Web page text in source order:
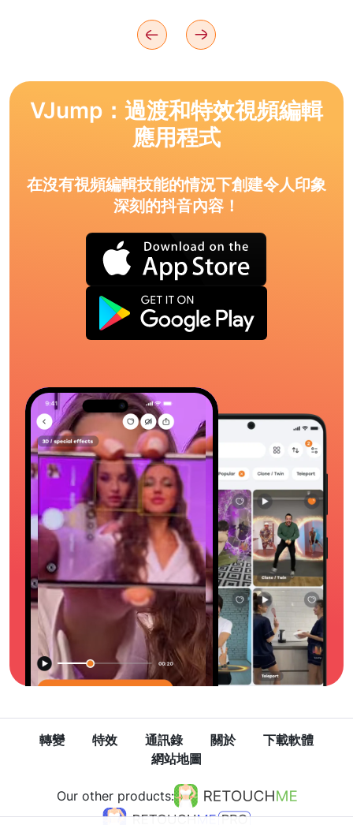
VJump：過渡和特效視頻編輯
應用程式
在沒有視頻編輯技能的情況下創建令人印象
深刻的抖音內容！
轉變 特效 通訊錄 關於
下載軟體
網站地圖
Our other products: